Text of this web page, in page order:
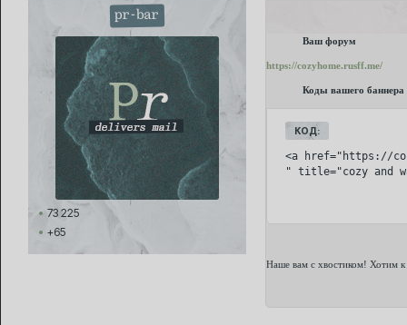
pr-bar
73 225
+65
Ваш форум
https://cozyhome.rusff.me/
Коды вашего баннера
КОД:
<a href="https://
" title="cozy and
Наше вам с хвостиком! Хотим